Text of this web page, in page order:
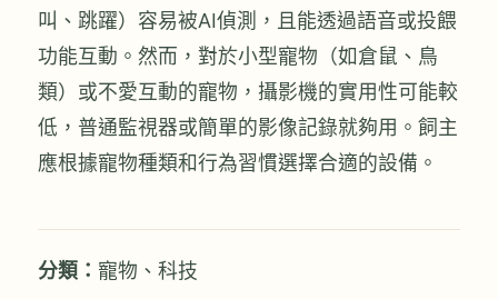
叫、跳躍）容易被AI偵測，且能透過語音或投餵
功能互動。然而，對於小型寵物（如倉鼠、鳥
類）或不愛互動的寵物，攝影機的實用性可能較
低，普通監視器或簡單的影像記錄就夠用。飼主
應根據寵物種類和行為習慣選擇合適的設備。
分類： 寵物 、 科技